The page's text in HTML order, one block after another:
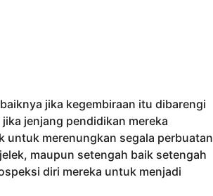
jika kegembiraan itu dibarengi
jenjang pendidikan mereka
untuk merenungkan segala perbuatan
maupun setengah baik setengah
diri mereka untuk menjadi